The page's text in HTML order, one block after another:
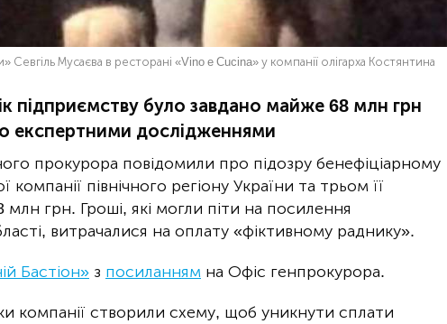
Севгіль Мусаєва в ресторані «Vino e Cucina» у компанії олігарха Костянтина
підприємству було завдано майже 68 млн грн
експертними дослідженнями
прокурора повідомили про підозру бенефіціарному
компанії північного регіону України та трьом її
млн грн. Гроші, які могли піти на посилення
витрачалися на оплату «фіктивному раднику».
Бастіон» з посиланням на Офіс генпрокурора.
компанії створили схему, щоб уникнути сплати